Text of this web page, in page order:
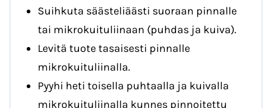
Suihkuta säästeliäästi suoraan pinnalle
tai mikrokuituliinaan (puhdas ja kuiva).
Levitä tuote tasaisesti pinnalle
mikrokuituliinalla.
Pyyhi heti toisella puhtaalla ja kuivalla
mikrokuituliinalla kunnes pinnoitettu